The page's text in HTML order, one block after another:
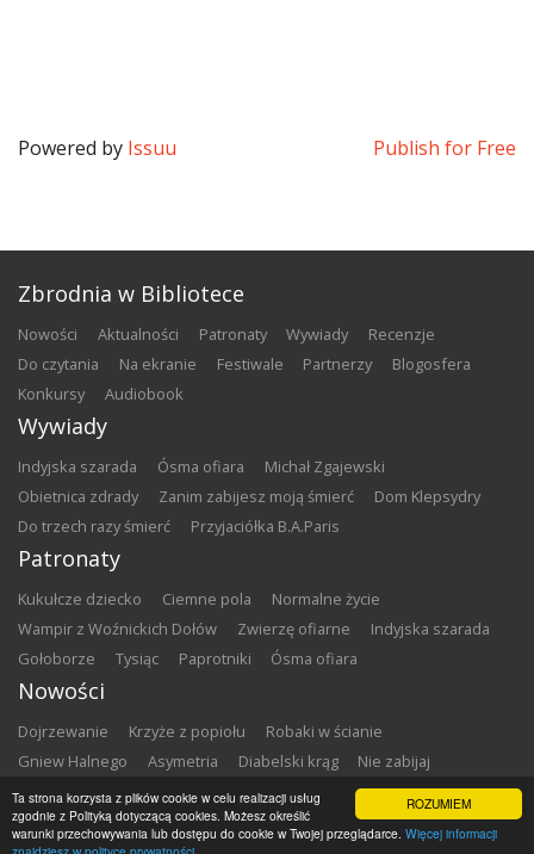
ROZUMIEM
Ta strona korzysta z plików cookie w celu realizacji usług
zgodnie z Polityką dotyczącą cookies. Możesz określić
warunki przechowywania lub dostępu do cookie w Twojej przeglądarce. Więcej informacji
Powered by Issuu Publish for Free
Zbrodnia w Bibliotece
nowości aktualności patronaty wywiady
recenzje
do czytania
na ekranie festiwale partnerzy
blogosfera
konkursy
audiobook
Wywiady
Indyjska szarada Ósma ofiara
Michał Zgajewski
Obietnica zdrady
Zanim zabijesz moją śmierć
Dom Klepsydry
Do trzech razy śmierć
Przyjaciółka B.A.Paris
Patronaty
Kukułcze dziecko Ciemne pola
Normalne życie
Wampir z Woźnickich Dołów
Zwierzę ofiarne
Indyjska szarada
Gołoborze
Tysiąc Paprotniki Ósma ofiara
Nowości
Dojrzewanie Krzyże z popiołu
Robaki w ścianie
Gniew Halnego
Asymetria Diabelski krąg
Nie zabijaj
Dowody zbrodni
Zemsta Matki chrzestne
Copyright ©2026Zbrodnia w Bibliotece